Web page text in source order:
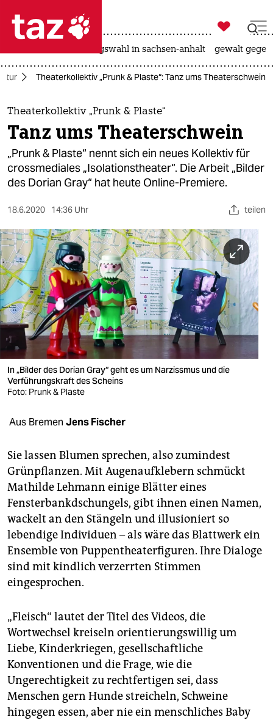
 taz zahl ich
taz zahl ich
themen
politik
öko
sport
berlin
nord
wahrheit
verlag
verlag
shop
fragen & hilfe
unterstützen
abo
genossenschaft
epaper login

taz zahl ich
landtagswahl in sachsen-anhalt gewalt
Theaterkollektiv „Prunk & Plaste“: Tanz ums Theaterschwein
Theaterkollektiv „Prunk & Plaste“
Tanz ums Theaterschwein
„Prunk & Plaste“ nennt sich ein neues Kollektiv für
crossmediales „Isolationstheater“. Die Arbeit „Bilder
des Dorian Gray“ hat heute Online-Premiere.
18.6.2020 14:36 Uhr teilen
In „Bilder des Dorian Gray“ geht es um Narzissmus und die
Verführungskraft des Scheins
Foto: Prunk & Plaste
Aus Bremen Jens Fischer
Sie lassen Blumen sprechen, also zumindest
Grünpflanzen. Mit Augenaufklebern schmückt
Mathilde Lehmann einige Blätter eines
Fensterbankdschungels, gibt ihnen einen Namen,
wackelt an den Stängeln und illusioniert so
lebendige Individuen – als wäre das Blattwerk ein
Ensemble von Puppentheaterfiguren. Ihre Dialoge
sind mit kindlich verzerrten Stimmen
eingesprochen.
„Fleisch“ lautet der Titel des Videos, die
Wortwechsel kreiseln orientierungswillig um
Liebe, Kinderkriegen, gesellschaftliche
Konventionen und die Frage, wie die
Ungerechtigkeit zu rechtfertigen sei, dass
Menschen gern Hunde streicheln, Schweine
hingegen essen, aber nie ein menschliches Baby